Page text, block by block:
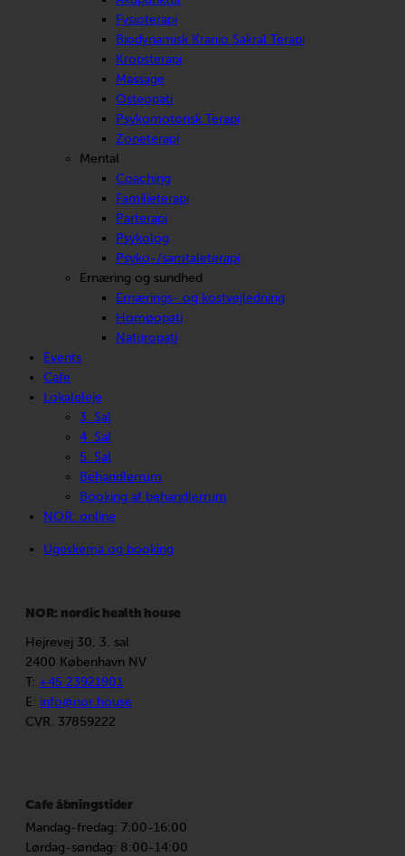
Fysioterapi
Biodynamisk Kranio Sakral Terapi
Kropsterapi
Massage
Osteopati
Psykomotorisk Terapi
Zoneterapi
Mental
Coaching
Familieterapi
Parterapi
Psykolog
Psyko-/samtaleterapi
Ernæring og sundhed
Ernærings- og kostvejledning
Homøopati
Naturopati
Events
Cafe
Lokaleleje
3. Sal
4. Sal
5. Sal
Behandlerrum
Booking af behandlerrum
NOR: online
Ugeskema og booking
NOR: nordic health house
Hejrevej 30, 3. sal
2400 København NV
T: +45 23921901
E: info@nor.house
CVR. 37859222
Cafe åbningstider
Mandag-fredag: 7:00-16:00
Lørdag-søndag: 8:00-14:00